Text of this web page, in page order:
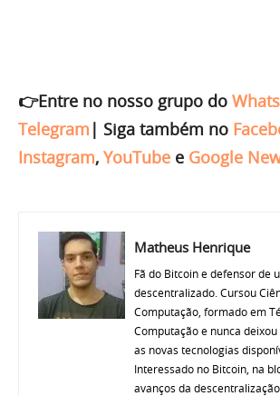
👉Entre no nosso grupo do
Telegram | Siga também no
Instagram, YouTube e Google
Matheus Henrique
Fã do Bitcoin e defensor de
descentralizado. Cursou
Computação, formado em
Computação e nunca
as novas tecnologias
Interessado no Bitcoin, na
avanços da